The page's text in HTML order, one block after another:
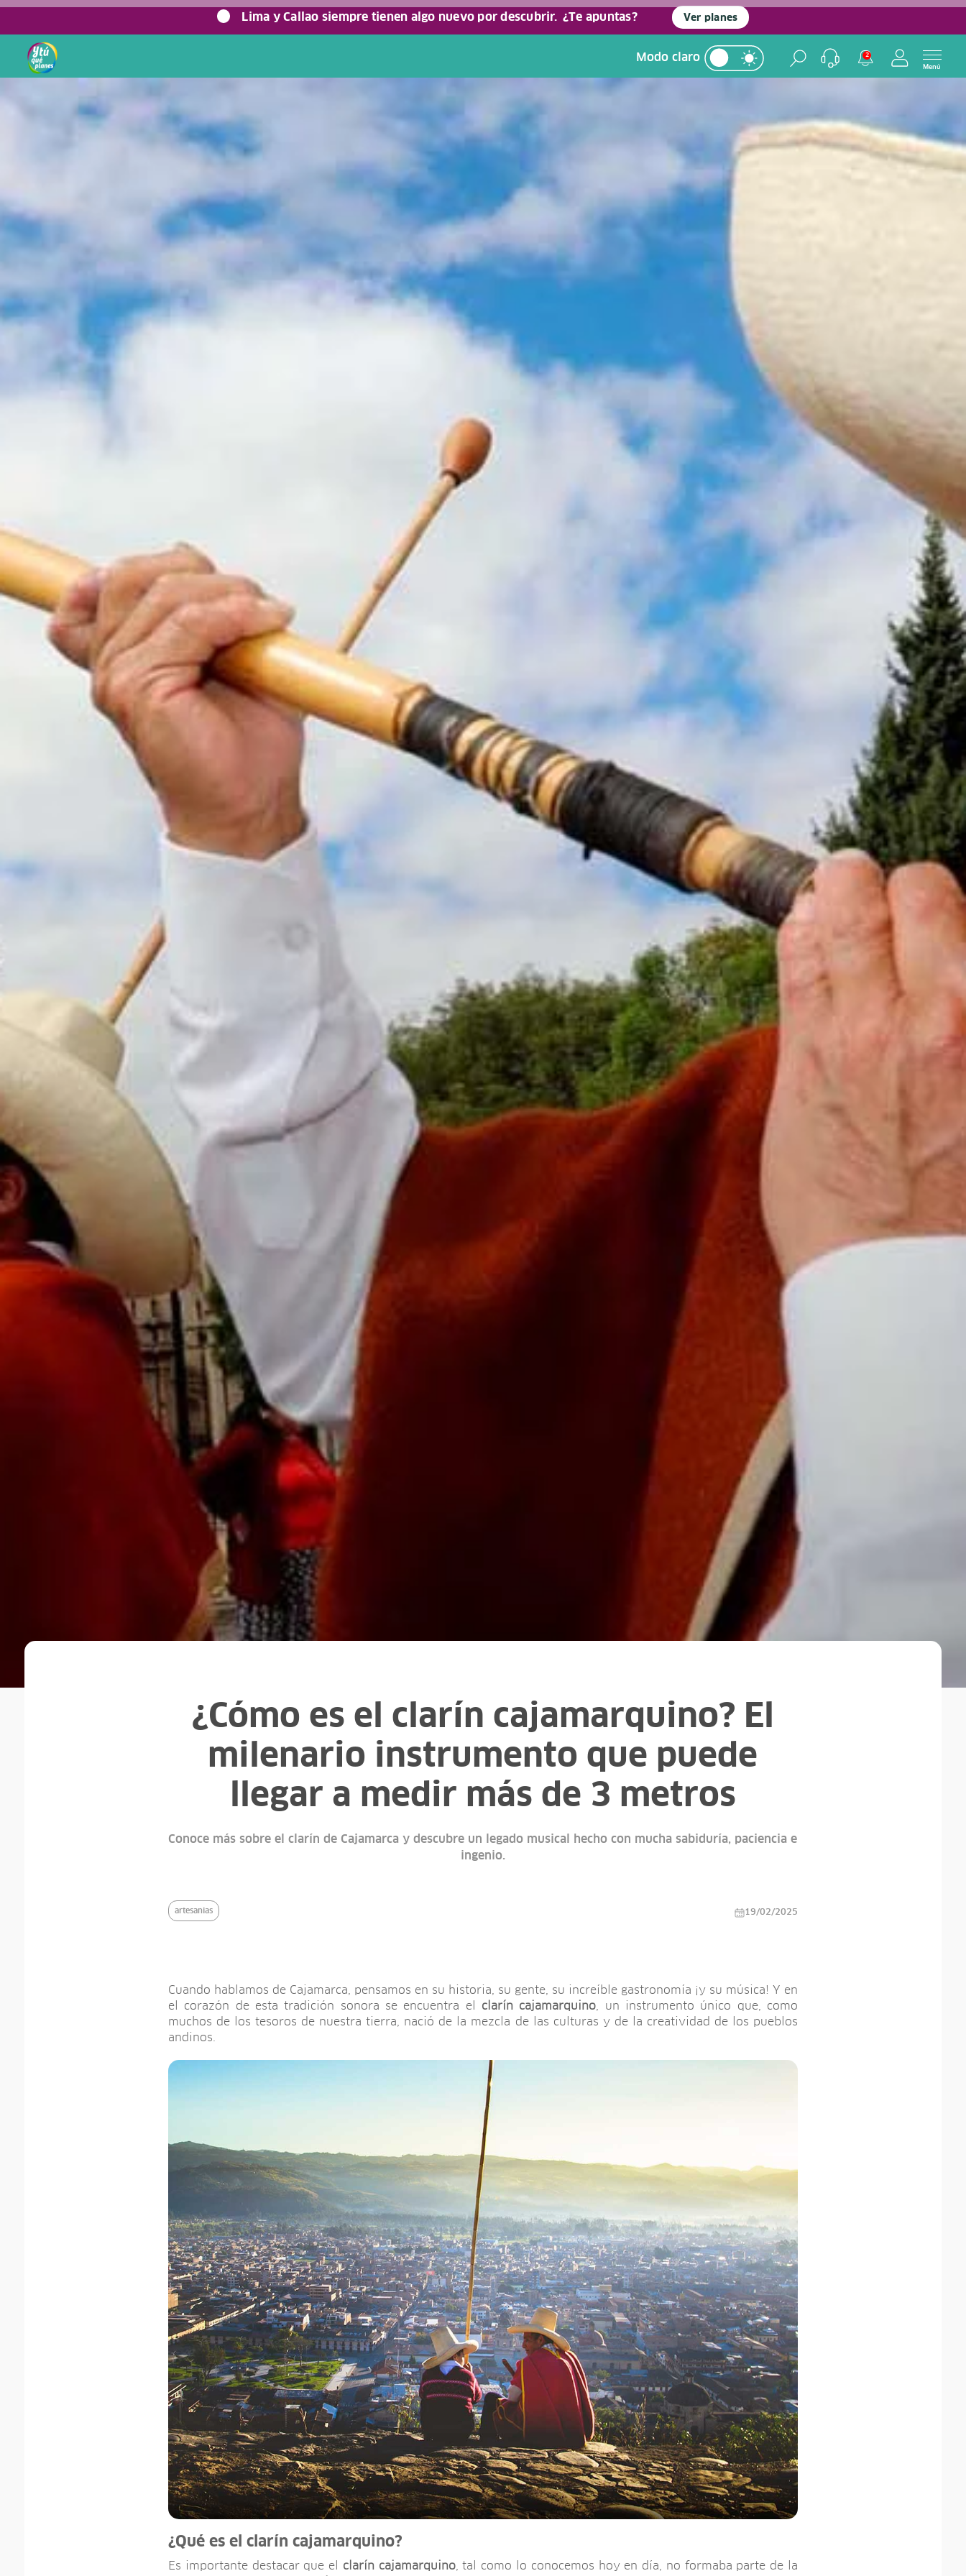
Lima y Callao siempre tienen algo nuevo por descubrir. ¿Te apuntas? Ver planes
Modo claro 2
Menú
Home/Blog viajero
¿Cómo es el clarín cajamarquino? El
milenario instrumento que puede
llegar a medir más de 3 metros
Conoce más sobre el clarín de Cajamarca y descubre un legado musical hecho con mucha sabiduría, paciencia e
ingenio.
artesanias 19/02/2025
Cuando hablamos de Cajamarca, pensamos en su historia, su gente, su increíble gastronomía ¡y su música! Y en
el corazón de esta tradición sonora se encuentra el clarín cajamarquino , un instrumento único que, como
muchos de los tesoros de nuestra tierra, nació de la mezcla de las culturas y de la creatividad de los pueblos
andinos.
¿Qué es el clarín cajamarquino?
Es importante destacar que el clarín cajamarquino, tal como lo conocemos hoy en día, no formaba parte de la